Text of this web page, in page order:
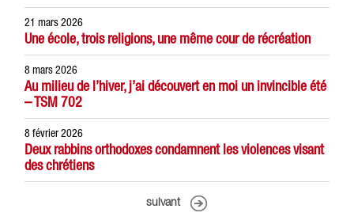
21 mars 2026
Une école, trois religions, une même cour de récréation
8 mars 2026
Au milieu de l’hiver, j’ai découvert en moi un invincible été
– TSM 702
8 février 2026
Deux rabbins orthodoxes condamnent les violences visant
des chrétiens
suivant